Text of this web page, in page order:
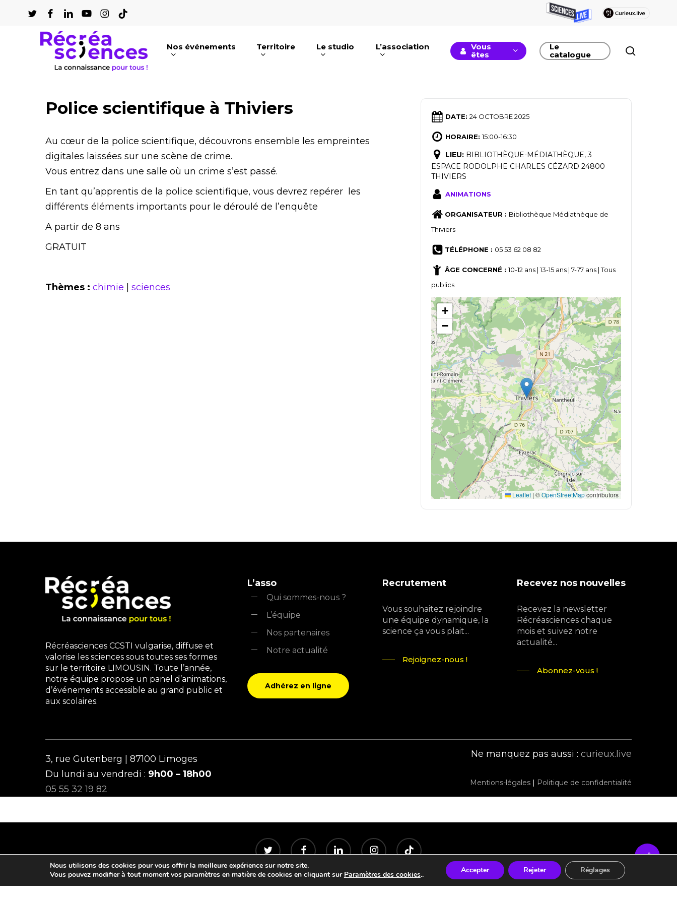
Nos événements Territoire Le studio L’association
Vous
êtes
Le
catalogue
DATE: 24 OCTOBRE 2025
HORAIRE:15:00-16:30
LIEU: BIBLIOTHÈQUE-MÉDIATHÈQUE, 3
ESPACE RODOLPHE CHARLES CÉZARD 24800
THIVIERS
ANIMATIONS
ORGANISATEUR : Bibliothèque Médiathèque de
Thiviers
TÉLÉPHONE : 05 53 62 08 82
ÂGE CONCERNÉ :10-12 ans | 13-15 ans | 7-77 ans | Tous
publics
+
−
Leaflet | ©OpenStreetMapcontributors
Police scientifique à Thiviers
Au cœur de la police scientifique, découvrons ensemble les empreintes
digitales laissées sur une scène de crime.
Vous entrez dans une salle où un crime s’est passé.
En tant qu’apprentis de la police scientifique, vous devrez repérer les
différents éléments importants pour le déroulé de l’enquête
A partir de 8 ans
GRATUIT
Thèmes : chimie sciences
Récréasciences CCSTI vulgarise, diffuse et
valorise les sciences sous toutes ses formes
sur le territoire LIMOUSIN. Toute l’année,
notre équipe propose un panel d’animations,
d’événements accessible au grand public et
aux scolaires.
L’asso
Qui sommes-nous ?
L’équipe
Nos partenaires
Notre actualité
Adhérez en ligne
Recrutement
Vous souhaitez rejoindre
une équipe dynamique, la
science ça vous plait...
Rejoignez-nous !
Recevez nos nouvelles
Recevez la newsletter
Récréasciences chaque
mois et suivez notre
actualité...
Abonnez-vous !
3, rue Gutenberg | 87100 Limoges
Du lundi au vendredi : 9h00 – 18h00
05 55 32 19 82
Ne manquez pas aussi : curieux.live
Mentions-légales | Politique de confidentialité
twitter facebook linkedin instagram tiktok
Nous utilisons des cookies pour vous offrir la meilleure expérience sur notre site.
Vous pouvez modifier à tout moment vos paramètres en matière de cookies en cliquant sur Paramètres des cookies.. Accepter Rejeter Réglages